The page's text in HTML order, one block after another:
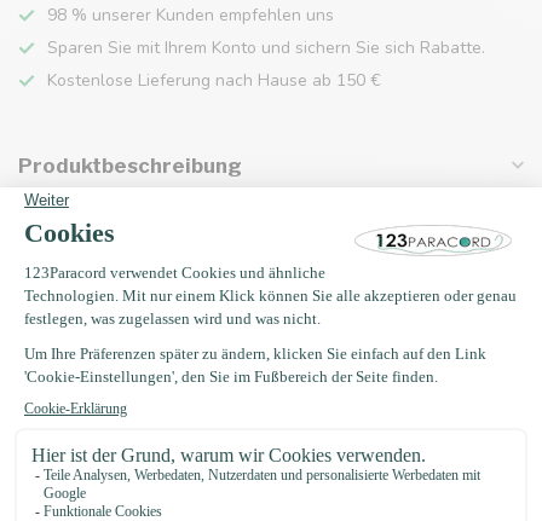
98 % unserer Kunden empfehlen uns
Sparen Sie mit Ihrem Konto und sichern Sie sich Rabatte.
Kostenlose Lieferung nach Hause ab 150 €
Produktbeschreibung
Eigenschaften
Zuletzt angesehen